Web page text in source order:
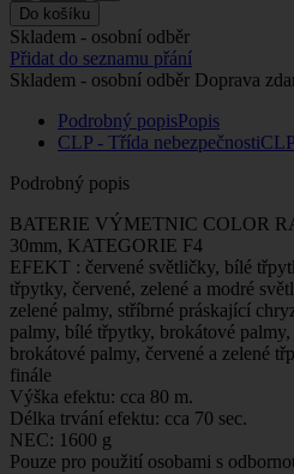
Do košíku
Skladem - osobní odběr
Přidat do seznamu přání
Skladem - osobní odběr Doprava
Podrobný popisPopis
CLP - Třída nebezpečnosti
Podrobný popis
BATERIE VÝMETNIC COLOR
30mm, KATEGORIE F4
EFEKT : červené světličky, bílé
třpytky, červené, zelené a modré
zelené palmy, stříbrné práskající
palmy, bílé třpytky, brokátové
brokátové palmy, červené a zelené
finále
Výška efektu: cca 80 m.
Délka trvání efektu: cca 70 sec.
NEC: 1600 g
Pouze pro použití osobami s